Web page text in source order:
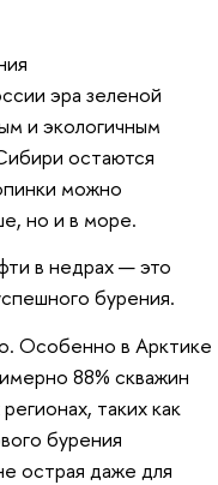
эра зеленой
и экологичным
остаются
можно
но и в море.
в недрах — это
бурения.
Особенно в Арктике
88% скважин
таких как
бурения
острая даже для